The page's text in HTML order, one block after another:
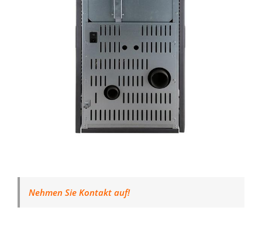
Nehmen Sie Kontakt auf!